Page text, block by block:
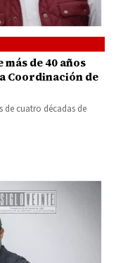
de 40 años
Coordinación de
de cuatro décadas de